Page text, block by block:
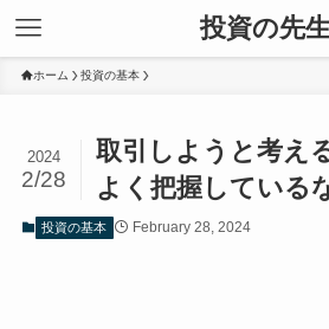
投資の先
ホーム 投資の基本
取引しようと考え
よく把握している
2024
2/28
投資の基本 February 28, 2024